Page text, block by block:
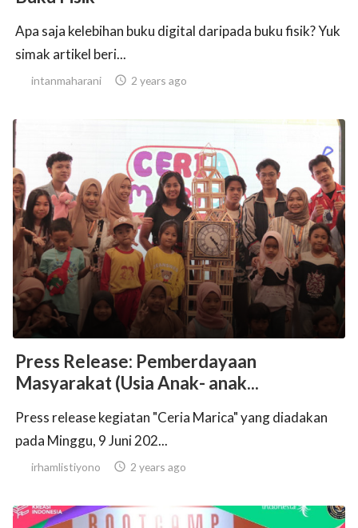
Apa saja kelebihan buku digital daripada buku fisik? Yuk
simak artikel beri...
intanmaharani  2 years ago
Press Release: Pemberdayaan
Masyarakat (Usia Anak- anak...
Press release kegiatan "Ceria Marica" yang diadakan
pada Minggu, 9 Juni 202...
irhamlistiyono  2 years ago